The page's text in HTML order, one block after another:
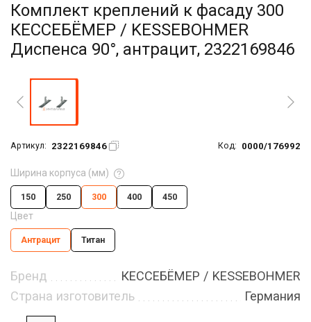
Комплект креплений к фасаду 300
КЕССЕБЁМЕР / KESSEBOHMER
Диспенса 90°, антрацит, 2322169846
Артикул: 2322169846 Код: 0000/176992
Ширина корпуса (мм)
150 250 300 400 450
Цвет
Антрацит Титан
Бренд
КЕССЕБЁМЕР / KESSEBOHMER
Страна изготовитель
Германия